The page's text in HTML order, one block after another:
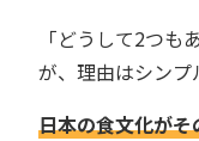
「どうして2つ
が、理由はシンプ
日本の食文化が